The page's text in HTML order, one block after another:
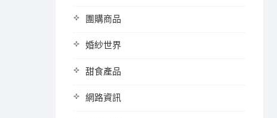
團購商品
婚紗世界
甜食產品
網路資訊